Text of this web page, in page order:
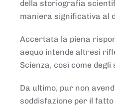
della storiografia
maniera significativa al
Accertata la piena
aequo intende altresì
Scienza, così come
Da ultimo, pur non
soddisfazione per il